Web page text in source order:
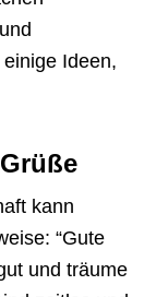
Ideen,
kann
“Gute
und träume